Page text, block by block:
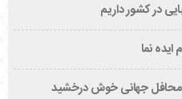
در کشور داریم
ایده نما
محافل جهانی خوش درخشید